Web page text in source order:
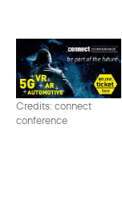
Credits: connect
conference